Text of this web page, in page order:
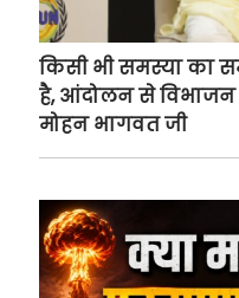
किसी भी समस्या का
है, आंदोलन से विभाजन
मोहन भागवत जी